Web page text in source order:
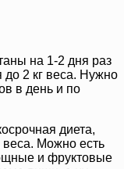
на 1-2 дня раз
2 кг веса. Нужно
в день и по
диета,
веса. Можно есть
и фруктовые